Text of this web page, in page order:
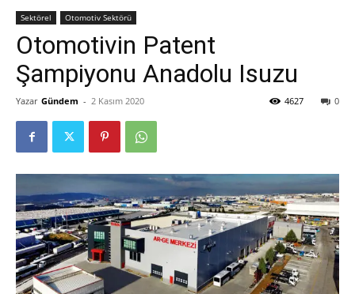
Sektörel Otomotiv Sektörü
Otomotivin Patent
Şampiyonu Anadolu Isuzu
Yazar Gündem - 2 Kasım 2020 0
4627